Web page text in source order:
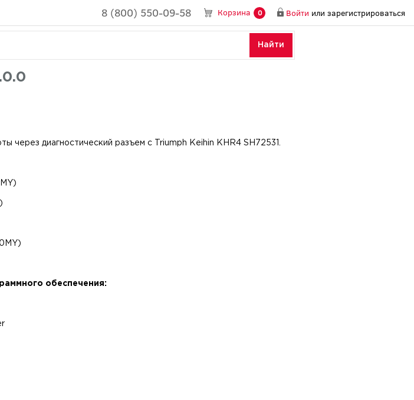
8 (800) 550-09-58 Корзина 0 Войти или зарегистрироваться
Найти
через диагностический разъем с Triumph Keihin KHR4 SH72531.
обеспечения: